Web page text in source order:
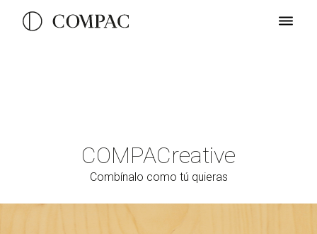
COMPACreative
Combínalo como tú quieras